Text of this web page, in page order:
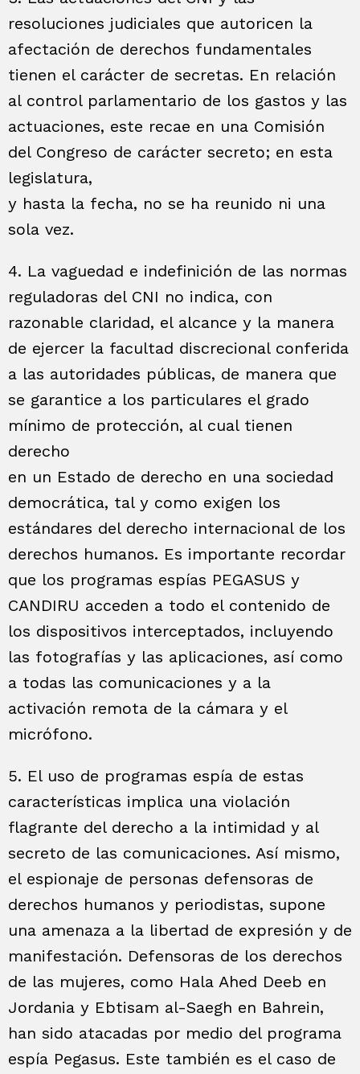
resoluciones judiciales que autoricen la
afectación de derechos fundamentales
tienen el carácter de secretas. En relación
al control parlamentario de los gastos y las
actuaciones, este recae en una Comisión
del Congreso de carácter secreto; en esta
legislatura,
y hasta la fecha, no se ha reunido ni una
sola vez.
4. La vaguedad e indefinición de las normas
reguladoras del CNI no indica, con
razonable claridad, el alcance y la manera
de ejercer la facultad discrecional conferida
a las autoridades públicas, de manera que
se garantice a los particulares el grado
mínimo de protección, al cual tienen
derecho
en un Estado de derecho en una sociedad
democrática, tal y como exigen los
estándares del derecho internacional de los
derechos humanos. Es importante recordar
que los programas espías PEGASUS y
CANDIRU acceden a todo el contenido de
los dispositivos interceptados, incluyendo
las fotografías y las aplicaciones, así como
a todas las comunicaciones y a la
activación remota de la cámara y el
micrófono.
5. El uso de programas espía de estas
características implica una violación
flagrante del derecho a la intimidad y al
secreto de las comunicaciones. Así mismo,
el espionaje de personas defensoras de
derechos humanos y periodistas, supone
una amenaza a la libertad de expresión y de
manifestación. Defensoras de los derechos
de las mujeres, como Hala Ahed Deeb en
Jordania y Ebtisam al-Saegh en Bahrein,
han sido atacadas por medio del programa
espía Pegasus. Este también es el caso de